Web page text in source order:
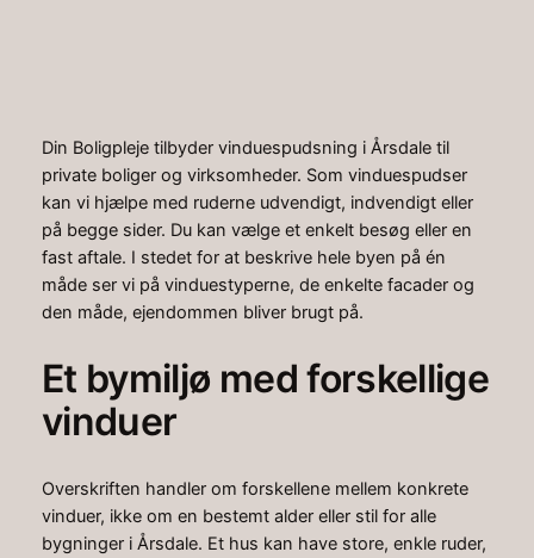
Din Boligpleje tilbyder vinduespudsning i Årsdale til
private boliger og virksomheder. Som vinduespudser
kan vi hjælpe med ruderne udvendigt, indvendigt eller
på begge sider. Du kan vælge et enkelt besøg eller en
fast aftale. I stedet for at beskrive hele byen på én
måde ser vi på vinduestyperne, de enkelte facader og
den måde, ejendommen bliver brugt på.
Et bymiljø med forskellige
vinduer
Overskriften handler om forskellene mellem konkrete
vinduer, ikke om en bestemt alder eller stil for alle
bygninger i Årsdale. Et hus kan have store, enkle ruder,